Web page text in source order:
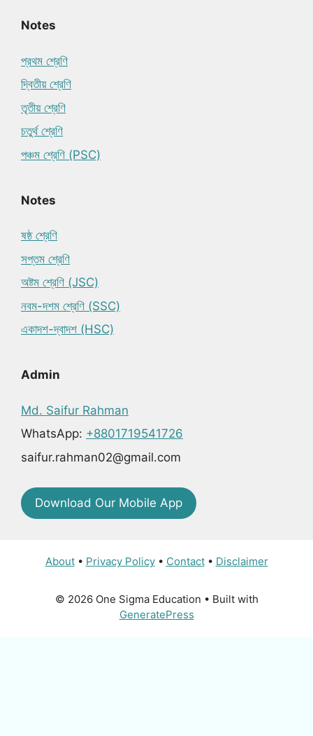
Notes
প্রথম শ্রেণি
দ্বিতীয় শ্রেণি
তৃতীয় শ্রেণি
চতুর্থ শ্রেণি
পঞ্চম শ্রেণি (PSC)
Notes
ষষ্ঠ শ্রেণি
সপ্তম শ্রেণি
অষ্টম শ্রেণি (JSC)
নবম-দশম শ্রেণি (SSC)
একাদশ-দ্বাদশ (HSC)
Admin
Md. Saifur Rahman
WhatsApp: +8801719541726
saifur.rahman02@gmail.com
Download Our Mobile App
About• Privacy Policy• Contact• Disclaimer
© 2026 One Sigma Education • Built with
GeneratePress